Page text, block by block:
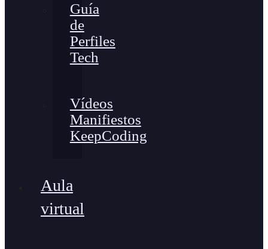
Guía
de
Perfiles
Tech
Vídeos
Manifiestos
KeepCoding
Aula
virtual